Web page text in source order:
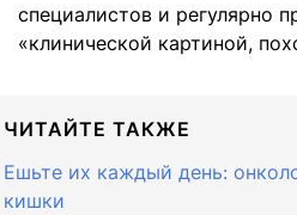
специалистов и регулярно
«клинической картиной,
ЧИТАЙТЕ ТАКЖЕ
Ешьте их каждый день:
кишки